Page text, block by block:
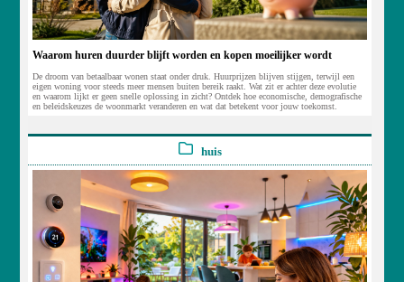
Waarom huren duurder blijft worden en kopen moeilijker wordt
De droom van betaalbaar wonen staat onder druk. Huurprijzen blijven stijgen, terwijl een
eigen woning voor steeds meer mensen buiten bereik raakt. Wat zit er achter deze evolutie
en waarom lijkt er geen snelle oplossing in zicht? Ontdek hoe economische, demografische
en beleidskeuzes de woonmarkt veranderen en wat dat betekent voor jouw toekomst.
huis